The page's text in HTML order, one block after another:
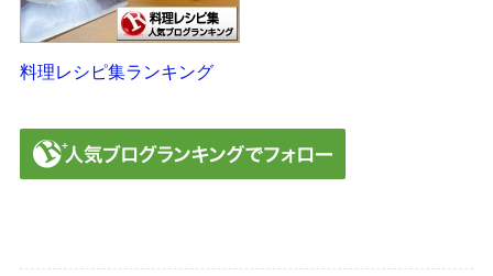
料理レシピ集ランキング